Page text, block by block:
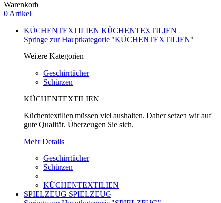
Warenkorb
0 Artikel
KÜCHENTEXTILIEN KÜCHENTEXTILIEN
Springe zur Hauptkategorie "KÜCHENTEXTILIEN"
Weitere Kategorien
Geschirrtücher
Schürzen
KÜCHENTEXTILIEN
Küchentextilien müssen viel aushalten. Daher setzen wir auf
gute Qualität. Überzeugen Sie sich.
Mehr Details
Geschirrtücher
Schürzen
KÜCHENTEXTILIEN
SPIELZEUG SPIELZEUG